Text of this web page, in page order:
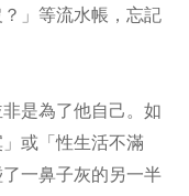
」等流水帳，忘記
是為了他自己。如
或「性生活不滿
一鼻子灰的另一半